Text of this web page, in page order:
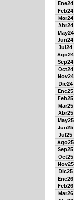
Ene24
Feb24
Mar24
Abr24
May24
Jun24
Jul24
Ago24
Sep24
Oct24
Nov24
Dic24
Ene25
Feb25
Mar25
Abr25
May25
Jun25
Jul25
Ago25
Sep25
Oct25
Nov25
Dic25
Ene26
Feb26
Mar26